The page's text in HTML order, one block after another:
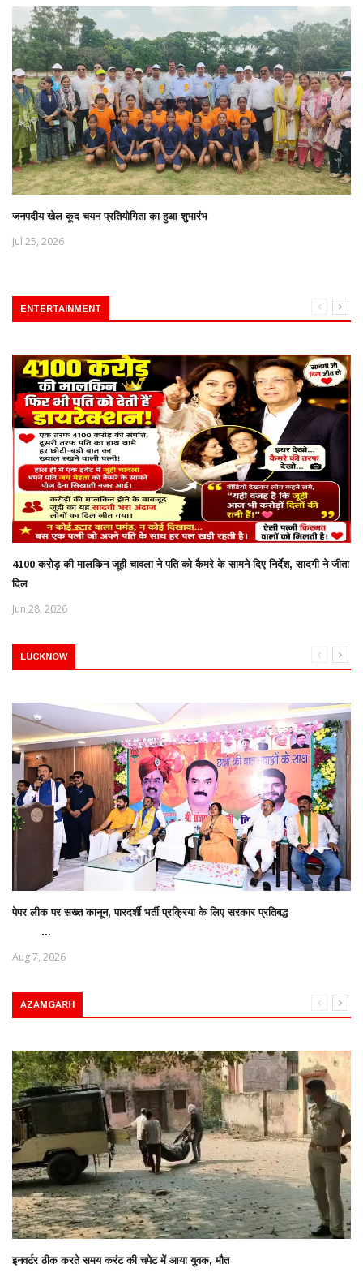
जनपदीय खेल कूद चयन प्रतियोगिता का हुआ शुभारंभ
Jul 25, 2026
ENTERTAINMENT
4100 करोड़ की मालकिन जूही चावला ने पति को कैमरे के सामने दिए निर्देश, सादगी ने जीता
दिल
Jun 28, 2026
LUCKNOW
पेपर लीक पर सख्त कानून, पारदर्शी भर्ती प्रक्रिया के लिए सरकार प्रतिबद्ध
...
Aug 7, 2026
AZAMGARH
इनवर्टर ठीक करते समय करंट की चपेट में आया युवक, मौत